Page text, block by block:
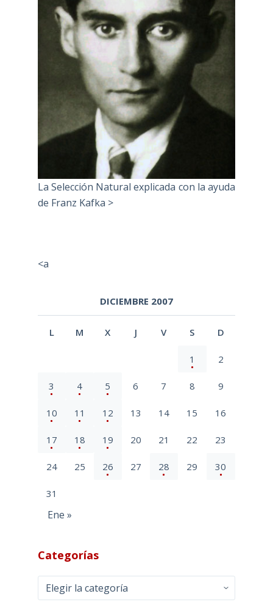
La Selección Natural explicada con la ayuda
de Franz Kafka >
<a
DICIEMBRE 2007
L M X J V S D
1 2
3 4 5 6 7 8 9
10 11 12 13 14 15 16
17 18 19 20 21 22 23
24 25 26 27 28 29 30
31
Ene »
Categorías
Categorías